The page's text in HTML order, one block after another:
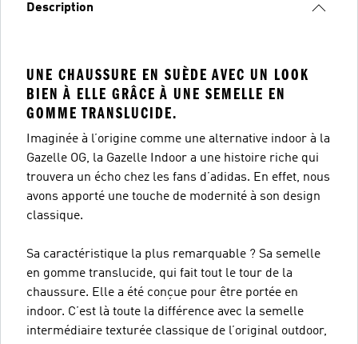
Description
UNE CHAUSSURE EN SUÈDE AVEC UN LOOK
BIEN À ELLE GRÂCE À UNE SEMELLE EN
GOMME TRANSLUCIDE.
Imaginée à l’origine comme une alternative indoor à la
Gazelle OG, la Gazelle Indoor a une histoire riche qui
trouvera un écho chez les fans d’adidas. En effet, nous
avons apporté une touche de modernité à son design
classique.
Sa caractéristique la plus remarquable ? Sa semelle
en gomme translucide, qui fait tout le tour de la
chaussure. Elle a été conçue pour être portée en
indoor. C’est là toute la différence avec la semelle
intermédiaire texturée classique de l’original outdoor,